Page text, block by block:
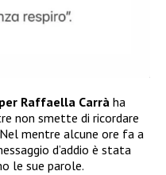
Raffaella Carrà ha
non smette di ricordare
mentre alcune ore fa a
d’addio è stata
le sue parole.